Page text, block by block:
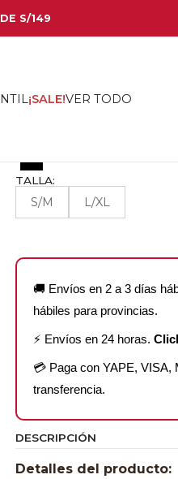
S/149
¡SALE!VER TODO
|
TALLA:
S/M L/XL
🚚 Envíos en 2 a 3 días
hábiles para provincias.
⚡ Envíos en 24 horas.
💳 Paga con YAPE,
transferencia.
DESCRIPCIÓN
Detalles del producto: